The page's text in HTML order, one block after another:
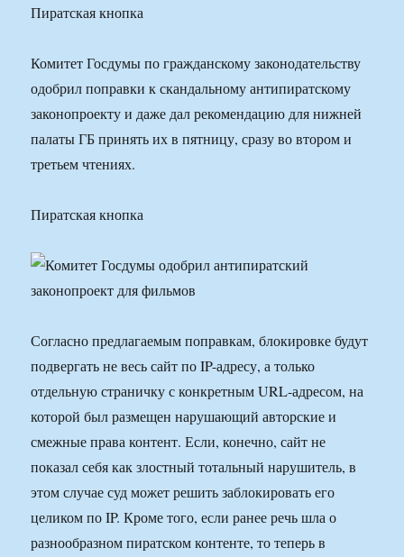
Пиратская кнопка
Комитет Госдумы по гражданскому законодательству
одобрил поправки к скандальному антипиратскому
законопроекту и даже дал рекомендацию для нижней
палаты ГБ принять их в пятницу, сразу во втором и
третьем чтениях.
Пиратская кнопка
Согласно предлагаемым поправкам, блокировке будут
подвергать не весь сайт по IP-адресу, а только
отдельную страничку с конкретным URL-адресом, на
которой был размещен нарушающий авторские и
смежные права контент. Если, конечно, сайт не
показал себя как злостный тотальный нарушитель, в
этом случае суд может решить заблокировать его
целиком по IP. Кроме того, если ранее речь шла о
разнообразном пиратском контенте, то теперь в